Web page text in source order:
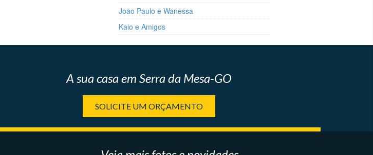
João Paulo e Wanessa
Kaio e Amigos
A sua casa em Serra da Mesa-GO
SOLICITE UM ORÇAMENTO